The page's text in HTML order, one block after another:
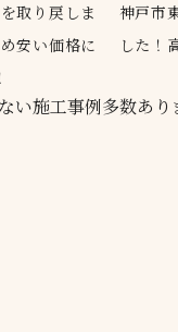
取り戻しま
安い価格に
神戸市
した！
い施工事例多数あり